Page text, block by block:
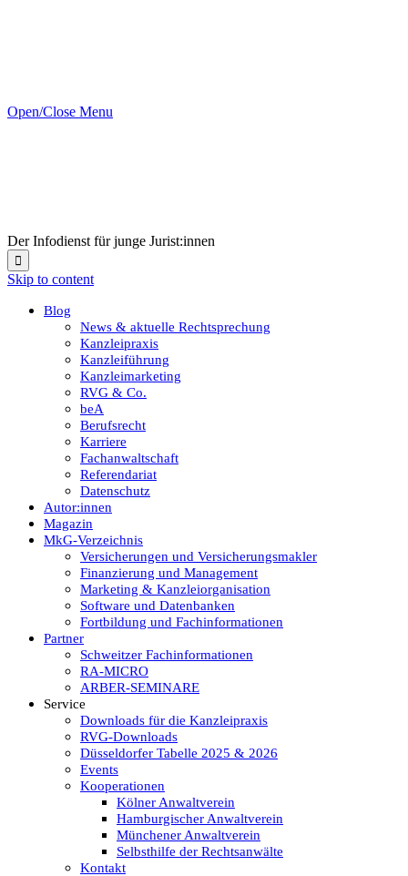
Open/Close Menu
Der Infodienst für junge Jurist:innen

Skip to content
Blog
News & aktuelle Rechtsprechung
Kanzleipraxis
Kanzleiführung
Kanzleimarketing
RVG & Co.
beA
Berufsrecht
Karriere
Fachanwaltschaft
Referendariat
Datenschutz
Autor:innen
Magazin
MkG-Verzeichnis
Versicherungen und Versicherungsmakler
Finanzierung und Management
Marketing & Kanzleiorganisation
Software und Datenbanken
Fortbildung und Fachinformationen
Partner
Schweitzer Fachinformationen
RA-MICRO
ARBER-SEMINARE
Service
Downloads für die Kanzleipraxis
RVG-Downloads
Düsseldorfer Tabelle 2025 & 2026
Events
Kooperationen
Kölner Anwaltverein
Hamburgischer Anwaltverein
Münchener Anwaltverein
Selbsthilfe der Rechtsanwälte
Kontakt